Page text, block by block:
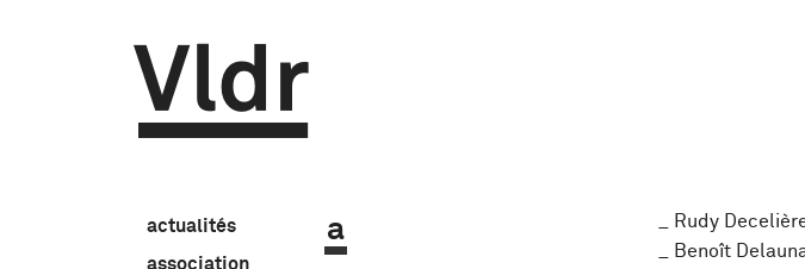
Vldr
actualités
association
a
Rudy
Benoît